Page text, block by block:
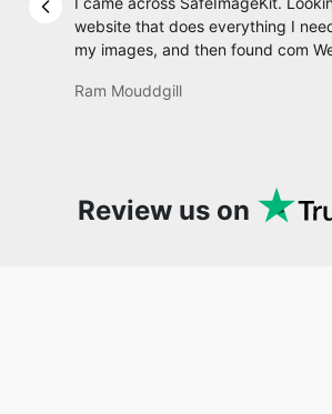
Previous slide
website that does everything I
my images, and then found com
an incredibly high-speed, stable
snappy tools every now and then!
Ram Mouddgill
Review us on